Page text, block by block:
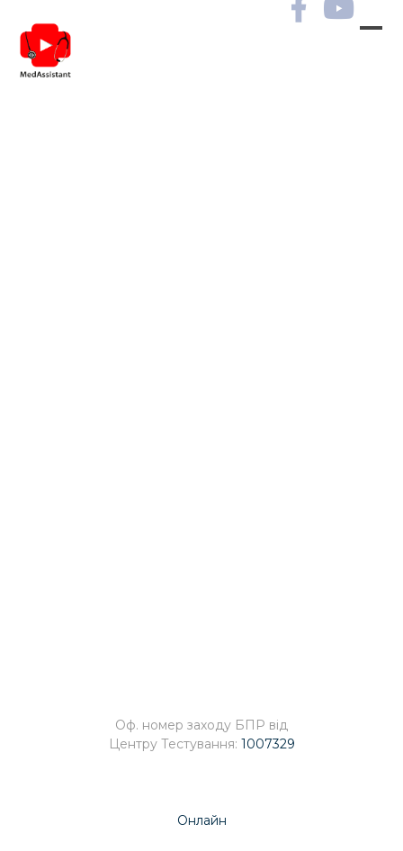
Оф. номер заходу БПР від
Центру Тестування: 1007329
Онлайн